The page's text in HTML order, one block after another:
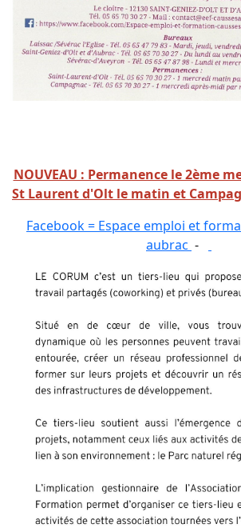
NOUVEAU : Permanence le 2ème
St Laurent d'Olt le matin et
Facebook = Espace emploi et
aubrac -